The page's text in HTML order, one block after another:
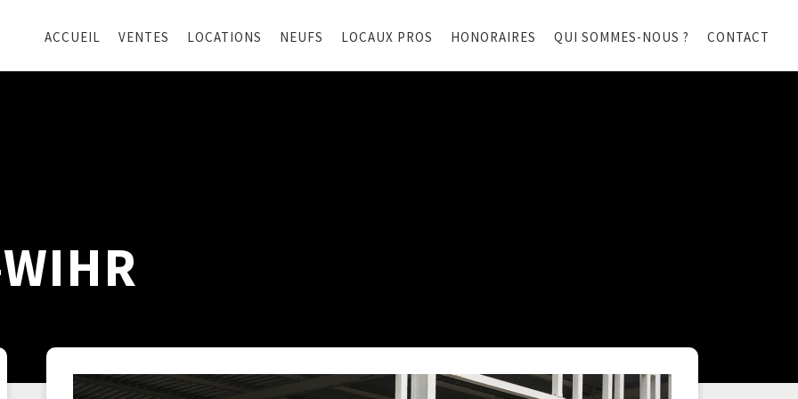
ACCUEIL VENTES LOCATIONS NEUFS LOCAUX PROS HONORAIRES QUI SOMMES-NOUS ? CONTACT